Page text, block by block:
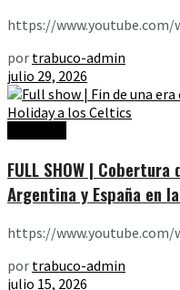
https://www.youtube.com/
por trabuco-admin
julio 29, 2026
FULL SHOW |
Argentina y España en
https://www.youtube.com/
por trabuco-admin
julio 15, 2026